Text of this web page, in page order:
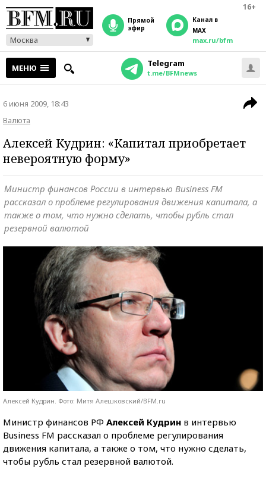
16+
Москва
прямой
эфир
Канал в
MAX
max.ru/bfm
МЕНЮ Telegram
t.me/BFMnews
6 июня 2009, 18:43
Валюта
Алексей Кудрин: «Капитал приобретает
невероятную форму»
Министр финансов России в интервью Business FM
рассказал о проблеме регулирования движения капитала, а
также о том, что нужно сделать, чтобы рубль стал
резервной валютой
Алексей Кудрин. Фото: Митя Алешковский/BFM.ru
Министр финансов РФ Алексей Кудрин в интервью
Business FM рассказал о проблеме регулирования
движения капитала, а также о том, что нужно сделать,
чтобы рубль стал резервной валютой.